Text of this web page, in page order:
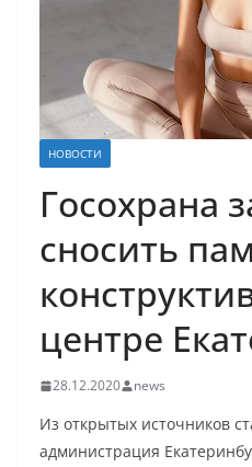
НОВОСТИ
Госохрана
сносить
центре
28.12.2020 news
Из открытых источников
администрация